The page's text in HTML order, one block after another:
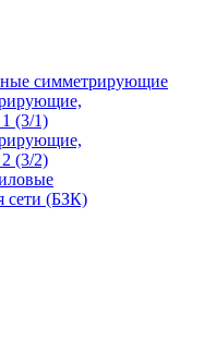
симметрирующие
(3/1)
(3/2)
сети (БЗК)